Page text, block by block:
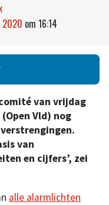
2020 om 16:14
van vrijdag
Vld) nog
van
en cijfers’, zei
alle alarmlichten